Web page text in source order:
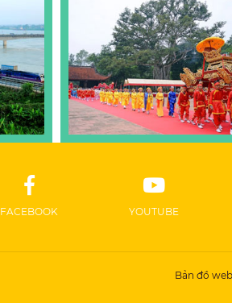
FACEBOOK YOUTUBE
Bản đồ